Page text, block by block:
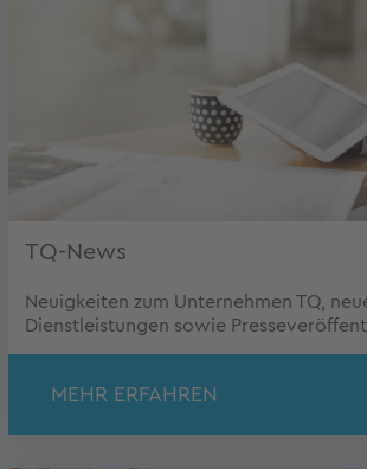
TQ-News
Neuigkeiten zum Unternehmen TQ,
Dienstleistungen sowie
MEHR ERFAHREN